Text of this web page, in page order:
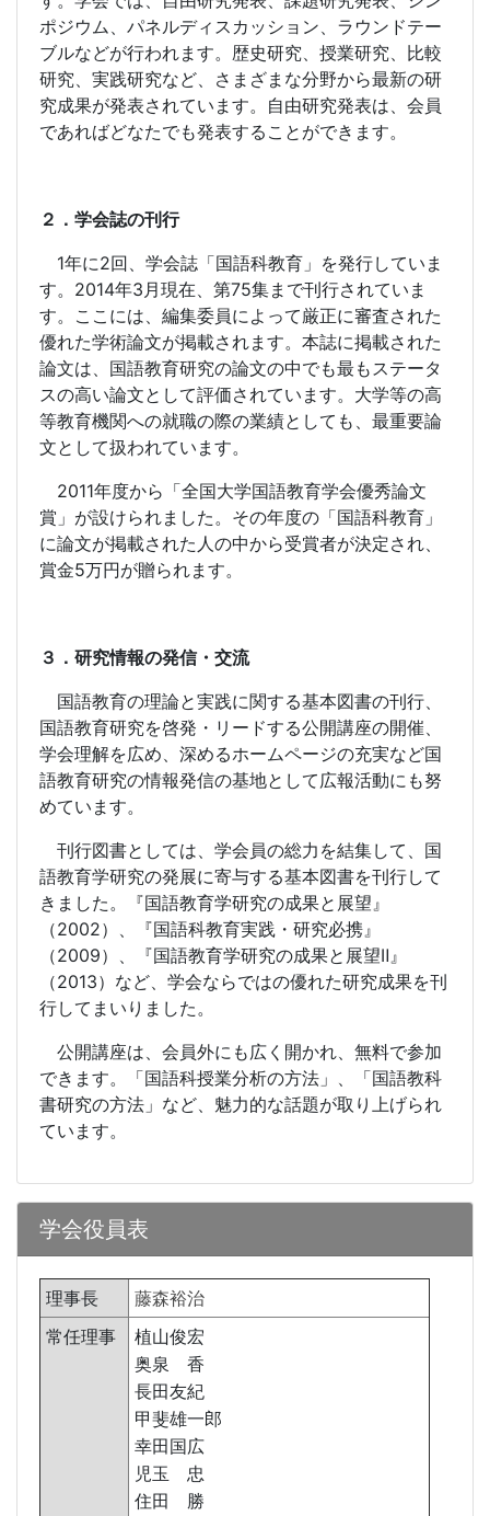
ポジウム、パネルディスカッション、ラウンドテー
ブルなどが行われます。歴史研究、授業研究、比較
研究、実践研究など、さまざまな分野から最新の研
究成果が発表されています。自由研究発表は、会員
であればどなたでも発表することができます。
２．学会誌の刊行
1年に2回、学会誌「国語科教育」を発行していま
す。 2014年3月現在、第75集まで刊行されていま
す。ここには、編集委員によって厳正に審査された
優れた学術論文が掲載されます。本誌に掲載された
論文は、国語教育研究の論文の中でも最もステータ
スの高い論文として評価されています。大学等の高
等教育機関への就職の際の業績としても、最重要論
文として扱われています。
2011年度から「全国大学国語教育学会優秀論文
賞」が設けられました。その年度の「国語科教育」
に論文が掲載された人の中から受賞者が決定され、
賞金5万円が贈られます。
３．研究情報の発信・交流
国語教育の理論と実践に関する基本図書の刊行、
国語教育研究を啓発・リードする公開講座の開催、
学会理解を広め、深めるホームページの充実など国
語教育研究の情報発信の基地として広報活動にも努
めています。
刊行図書としては、学会員の総力を結集して、国
語教育学研究の発展に寄与する基本図書を刊行して
きました。『国語教育学研究の成果と展望』
（2002）、『国語科教育実践・研究必携』
（2009）、『国語教育学研究の成果と展望Ⅱ』
（2013）など、学会ならではの優れた研究成果を刊
行してまいりました。
公開講座は、会員外にも広く開かれ、無料で参加
できます。「国語科授業分析の方法」、「国語教科
書研究の方法」など、魅力的な話題が取り上げられ
ています。
学会役員表
理事長
藤森裕治
常任理事
植山俊宏
奥泉 香
長田友紀
甲斐雄一郎
幸田国広
児玉 忠
住田 勝